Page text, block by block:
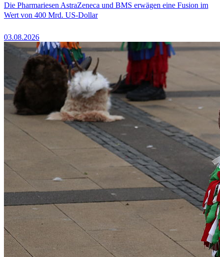
Die Pharmariesen AstraZeneca und BMS erwägen eine Fusion im
Wert von 400 Mrd. US-Dollar
03.08.2026